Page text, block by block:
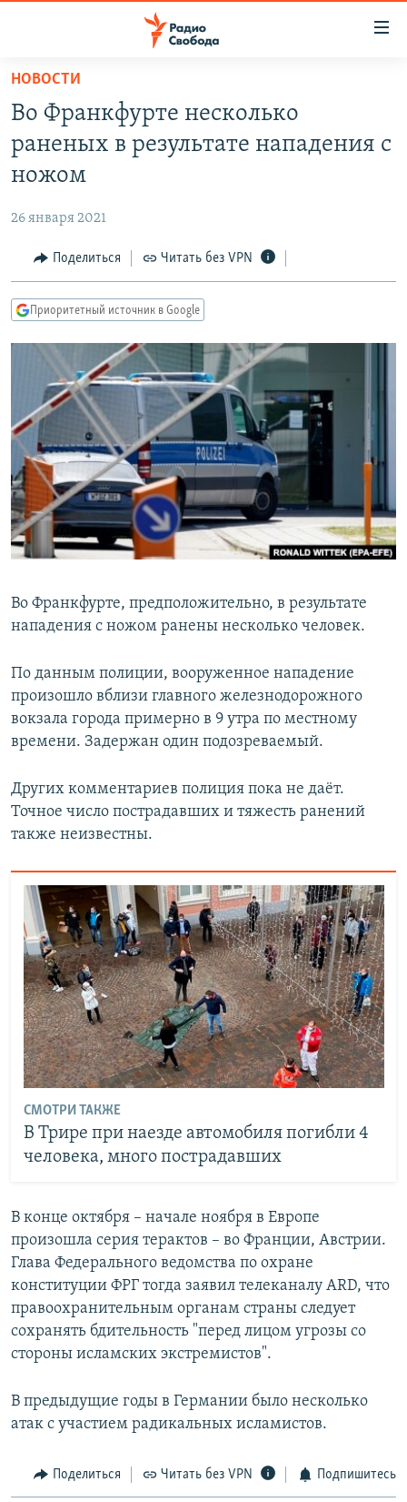
упрощенного
доступа
основному
Вернутся
Вернутся
поиску
ПОДКАСТЫ
АВТОРСКИЕ ПРОЕКТЫ
МНЕНИЯ
КУЛЬТУРА
КАВКАЗ.РЕАЛИИ
СЕВЕР.РЕАЛИИ
СИБИРЬ.РЕАЛИИ
РАСПИСАНИЕ ВЕЩАНИЯ
ПОДПИШИТЕСЬ НА РАССЫЛКУ
СОЦИАЛЬНЫЕ СЕТИ
Все сайты РСЕ/РС
НОВОСТИ
Во Франкфурте несколько
раненых в результате нападения с
ножом
26 января 2021
Поделиться Читать без VPN
Приоритетный источник в Google
Во Франкфурте, предположительно, в результате
нападения с ножом ранены несколько человек.
По данным полиции, вооруженное нападение
произошло вблизи главного железнодорожного
вокзала города примерно в 9 утра по местному
времени. Задержан один подозреваемый.
Других комментариев полиция пока не даёт.
Точное число пострадавших и тяжесть ранений
также неизвестны.
СМОТРИ ТАКЖЕ
В Трире при наезде автомобиля погибли 4
человека, много пострадавших
В конце октября – начале ноября в Европе
произошла серия терактов – во Франции, Австрии.
Глава Федерального ведомства по охране
конституции ФРГ тогда заявил телеканалу ARD, что
правоохранительным органам страны следует
сохранять бдительность "перед лицом угрозы со
стороны исламских экстремистов".
В предыдущие годы в Германии было несколько
атак с участием радикальных исламистов.
Поделиться Читать без VPN Подпишитесь